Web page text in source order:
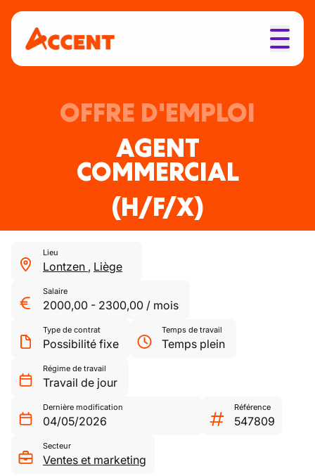
OFFRE D'EMPLOI
AGENT
COMMERCIAL
(H/F/X)
Lieu
Lontzen , Liège
Salaire
2000,00 - 2300,00 / mois
Type de contrat
Possibilité fixe
Temps de travail
Temps plein
Régime de travail
Travail de jour
Dernière modification
04/05/2026
Référence
547809
Secteur
Ventes et marketing